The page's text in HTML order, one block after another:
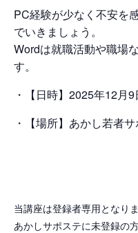
PC経験が少なく不安を
でいきましょう。
Wordは就職活動や職場
す。
・【日時】2025年12
・【場所】あかし若者
当講座は登録者専用となりま
あかしサポステに未登録の